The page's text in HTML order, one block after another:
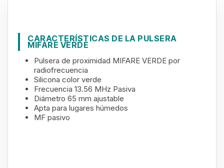
CARACTERÍSTICAS DE LA PULSERA
MIFARE VERDE
Pulsera de proximidad MIFARE VERDE por
radiofrecuencia
Silicona color verde
Frecuencia 13.56 MHz Pasiva
Diámetro 65 mm ajustable
Apta para lugares húmedos
MF pasivo